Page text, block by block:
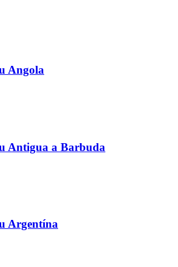
Angola
Antigua a Barbuda
Argentína